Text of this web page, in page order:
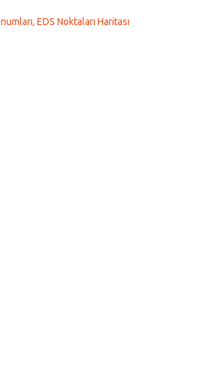
EDS Noktaları Haritası